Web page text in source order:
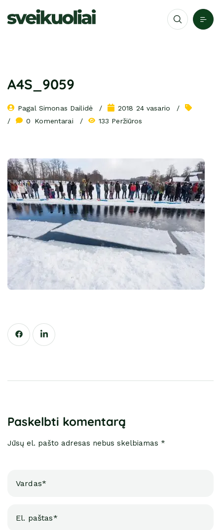
A4S_9059
Pagal Simonas Dailidė
2018 24 vasario
0
Komentarai 133 Peržiūros
Paskelbti komentarą
Jūsų el. pašto adresas nebus skelbiamas *